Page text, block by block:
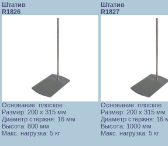
Штатив
R1826
Основание: плоское
Размер: 200 х 315 мм
Диаметр стержня: 16 мм
Высота: 800 мм
Макс. нагрузка: 5 кг
Штатив
R1827
Основание: плоское
Размер: 200 х 315 мм
Диаметр стержня: 16
Высота: 1000 мм
Макс. нагрузка: 5 кг